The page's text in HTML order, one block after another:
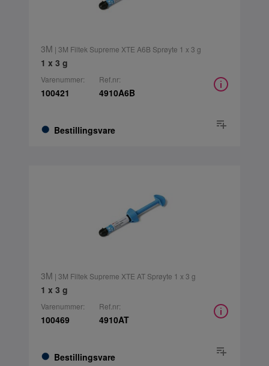
3M | 3M Filtek Supreme XTE A6B Sprøyte 1 x 3 g
1 x 3 g
Varenummer:
100421
Bestillingsvare
Ref.nr:
4910A6B
3M | 3M Filtek Supreme XTE AT Sprøyte 1 x 3 g
1 x 3 g
Varenummer:
100469
Bestillingsvare
Ref.nr:
4910AT